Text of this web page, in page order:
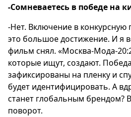
-Сомневаетесь в победе на
-Нет. Включение в
это большое достижение. И я
фильм снял. «Москва-Мода-
которые ищут, создают.
зафиксированы на пленку и
будет идентифицировать. А
станет глобальным брендом?
поворот.